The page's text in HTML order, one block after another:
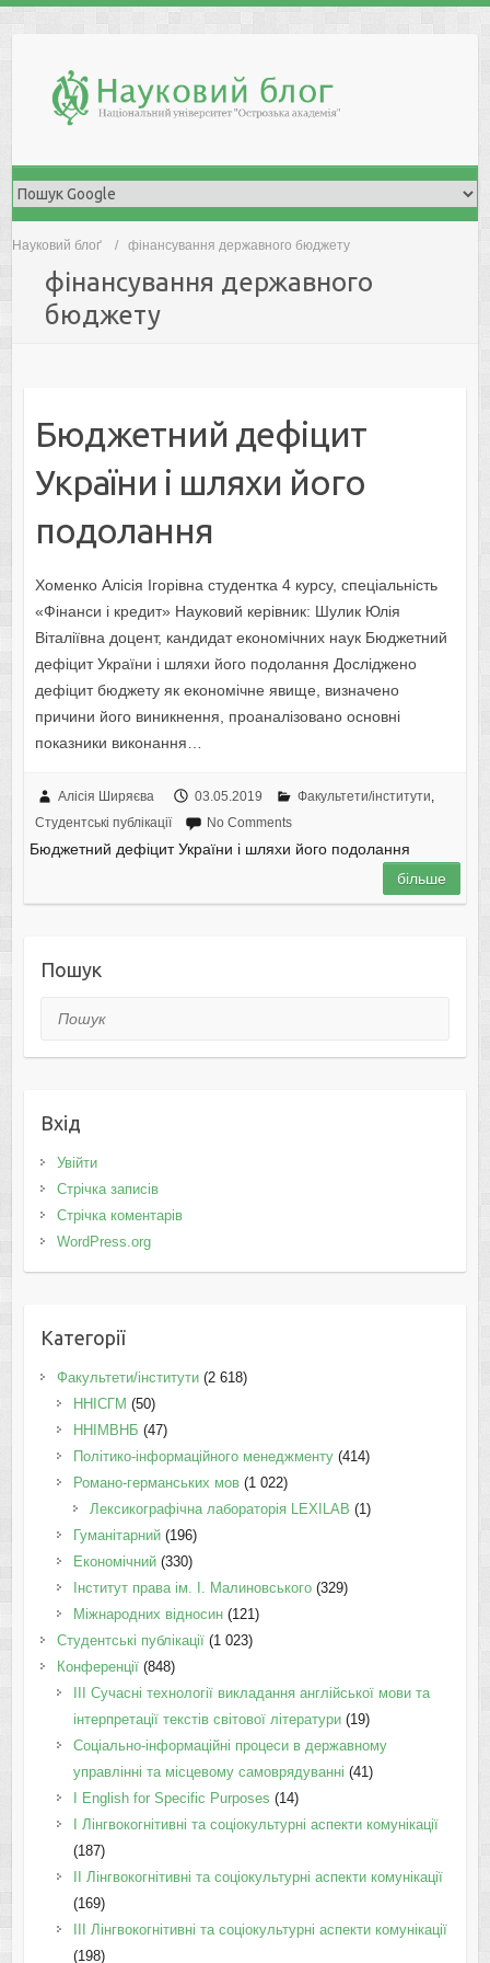
Науковий блоґ фінансування державного бюджету
фінансування державного
бюджету
Бюджетний дефіцит
України і шляхи його
подолання
Хоменко Алісія Ігорівна студентка 4 курсу, спеціальність
«Фінанси і кредит» Науковий керівник: Шулик Юлія
Віталіївна доцент, кандидат економічних наук Бюджетний
дефіцит України і шляхи його подолання Досліджено
дефіцит бюджету як економічне явище, визначено
причини його виникнення, проаналізовано основні
показники виконання…
Алісія Ширяєва 03.05.2019 Факультети/інститути,
Студентські публікації
No Comments
Бюджетний дефіцит України і шляхи його подолання
більше
Пошук
Пошук
Вхід
Увійти
Стрічка записів
Стрічка коментарів
WordPress.org
Категорії
Факультети/інститути(2 618)
ННІСГМ (50)
ННІМВНБ (47)
Політико-інформаційного менеджменту(414)
Романо-германських мов(1 022)
Лексикографічна лабораторія LEXILAB (1)
Гуманітарний(196)
Економічний(330)
Інститут права ім. І. Малиновського(329)
Міжнародних відносин(121)
Студентські публікації(1 023)
Конференції(848)
III Сучасні технології викладання англійської мови та
інтерпретації текстів світової літератури(19)
Соціально-інформаційні процеси в державному
управлінні та місцевому самоврядуванні (41)
І English for Specific Purposes (14)
I Лінгвокогнітивні та соціокультурні аспекти комунікації
(187)
IІ Лінгвокогнітивні та соціокультурні аспекти комунікації
(169)
IІI Лінгвокогнітивні та соціокультурні аспекти комунікації
(198)